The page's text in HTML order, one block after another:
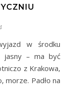
jasny – ma być
z Krakowa,
morze. Padło na